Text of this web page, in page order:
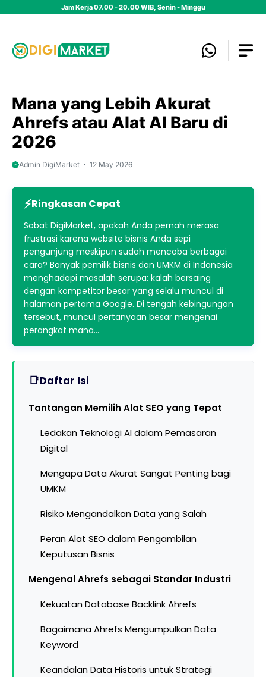
Jam Kerja 07.00 - 20.00 WIB, Senin - Minggu
Mana yang Lebih Akurat
Ahrefs atau Alat AI Baru di
2026
Admin DigiMarket 12 May 2026
Ringkasan Cepat
Sobat DigiMarket, apakah Anda pernah merasa
frustrasi karena website bisnis Anda sepi
pengunjung meskipun sudah mencoba berbagai
cara? Banyak pemilik bisnis dan UMKM di Indonesia
menghadapi masalah serupa: kalah bersaing
dengan kompetitor besar yang selalu muncul di
halaman pertama Google. Di tengah kebingungan
tersebut, muncul pertanyaan besar mengenai
perangkat mana…
Daftar Isi
Tantangan Memilih Alat SEO yang Tepat
Ledakan Teknologi AI dalam Pemasaran
Digital
Mengapa Data Akurat Sangat Penting bagi
UMKM
Risiko Mengandalkan Data yang Salah
Peran Alat SEO dalam Pengambilan
Keputusan Bisnis
Mengenal Ahrefs sebagai Standar Industri
Kekuatan Database Backlink Ahrefs
Bagaimana Ahrefs Mengumpulkan Data
Keyword
Keandalan Data Historis untuk Strategi